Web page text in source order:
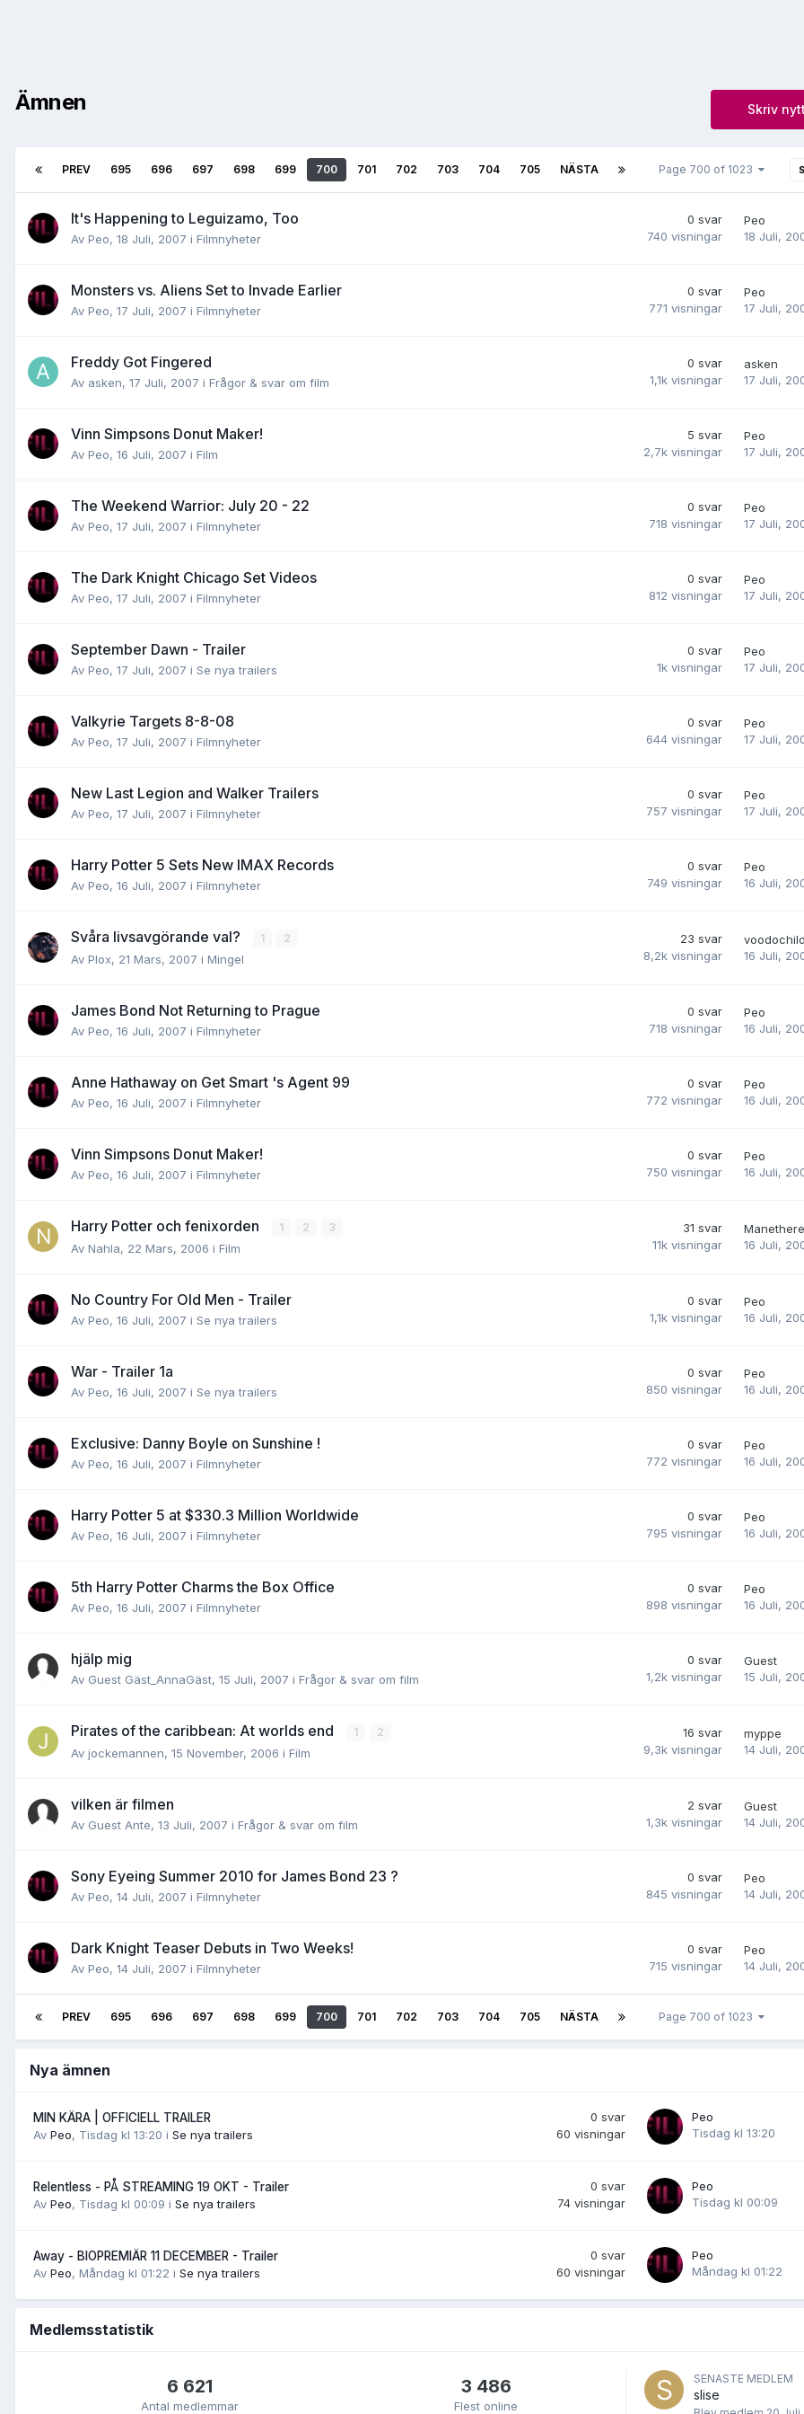
Skriv
Ämnen
PREV 695 696 697 698 699 700 701 702 703 704 705 NÄSTA Page 700 of 1023
It's Happening to Leguizamo, Too
Av Peo, 18 Juli, 2007 i Filmnyheter
0 svar
740 visningar
Peo
18 Juli,
Monsters vs. Aliens Set to Invade Earlier
Av Peo, 17 Juli, 2007 i Filmnyheter
0 svar
771 visningar
Peo
17 Juli,
Freddy Got Fingered
Av asken, 17 Juli, 2007 i Frågor & svar om film
0 svar
1,1k visningar
asken
17 Juli,
Vinn Simpsons Donut Maker!
Av Peo, 16 Juli, 2007 i Film
5 svar
2,7k visningar
Peo
17 Juli,
The Weekend Warrior: July 20 - 22
Av Peo, 17 Juli, 2007 i Filmnyheter
0 svar
718 visningar
Peo
17 Juli,
The Dark Knight Chicago Set Videos
Av Peo, 17 Juli, 2007 i Filmnyheter
0 svar
812 visningar
Peo
17 Juli,
September Dawn - Trailer
Av Peo, 17 Juli, 2007 i Se nya trailers
0 svar
1k visningar
Peo
17 Juli,
Valkyrie Targets 8-8-08
Av Peo, 17 Juli, 2007 i Filmnyheter
0 svar
644 visningar
Peo
17 Juli,
New Last Legion and Walker Trailers
Av Peo, 17 Juli, 2007 i Filmnyheter
0 svar
757 visningar
Peo
17 Juli,
Harry Potter 5 Sets New IMAX Records
Av Peo, 16 Juli, 2007 i Filmnyheter
0 svar
749 visningar
Peo
16 Juli,
Svåra livsavgörande val? 1 2
Av Plox, 21 Mars, 2007 i Mingel
23 svar
8,2k visningar
voodochild
16 Juli,
James Bond Not Returning to Prague
Av Peo, 16 Juli, 2007 i Filmnyheter
0 svar
718 visningar
Peo
16 Juli,
Anne Hathaway on Get Smart 's Agent 99
Av Peo, 16 Juli, 2007 i Filmnyheter
0 svar
772 visningar
Peo
16 Juli,
Vinn Simpsons Donut Maker!
Av Peo, 16 Juli, 2007 i Filmnyheter
0 svar
750 visningar
Peo
16 Juli,
Harry Potter och fenixorden 1 2 3
Av Nahla, 22 Mars, 2006 i Film
31 svar
11k visningar
16 Juli,
No Country For Old Men - Trailer
Av Peo, 16 Juli, 2007 i Se nya trailers
0 svar
1,1k visningar
Peo
16 Juli,
War - Trailer 1a
Av Peo, 16 Juli, 2007 i Se nya trailers
0 svar
850 visningar
Peo
16 Juli,
Exclusive: Danny Boyle on Sunshine !
Av Peo, 16 Juli, 2007 i Filmnyheter
0 svar
772 visningar
Peo
16 Juli,
Harry Potter 5 at $330.3 Million Worldwide
Av Peo, 16 Juli, 2007 i Filmnyheter
0 svar
795 visningar
Peo
16 Juli,
5th Harry Potter Charms the Box Office
Av Peo, 16 Juli, 2007 i Filmnyheter
0 svar
898 visningar
Peo
16 Juli,
hjälp mig
Av Guest Gäst_AnnaGäst, 15 Juli, 2007 i Frågor & svar om film
0 svar
1,2k visningar
Guest
15 Juli,
Pirates of the caribbean: At worlds end 1 2
Av jockemannen, 15 November, 2006 i Film
16 svar
9,3k visningar
myppe
14 Juli,
vilken är filmen
Av Guest Ante, 13 Juli, 2007 i Frågor & svar om film
2 svar
1,3k visningar
Guest
14 Juli,
Sony Eyeing Summer 2010 for James Bond 23 ?
Av Peo, 14 Juli, 2007 i Filmnyheter
0 svar
845 visningar
Peo
14 Juli,
Dark Knight Teaser Debuts in Two Weeks!
Av Peo, 14 Juli, 2007 i Filmnyheter
0 svar
715 visningar
Peo
14 Juli,
PREV 695 696 697 698 699 700 701 702 703 704 705 NÄSTA Page 700 of 1023
Nya ämnen
MIN KÄRA | OFFICIELL TRAILER
Av Peo, Tisdag kl 13:20 i Se nya trailers
0 svar
60 visningar
Peo
Tisdag kl 13:20
Relentless - PÅ STREAMING 19 OKT - Trailer
Av Peo, Tisdag kl 00:09 i Se nya trailers
0 svar
74 visningar
Peo
Tisdag kl 00:09
Away - BIOPREMIÄR 11 DECEMBER - Trailer
Av Peo, Måndag kl 01:22 i Se nya trailers
0 svar
60 visningar
Peo
Måndag kl 01:22
Medlemsstatistik
6 621
Antal medlemmar
3 486
Flest online
SENASTE MEDLEM
slise